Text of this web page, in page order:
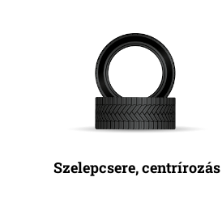
Szelepcsere, centrírozás